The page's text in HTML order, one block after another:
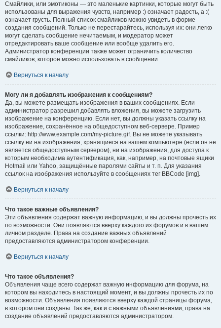
Смайлики, или эмотиконы — это маленькие картинки, которые могут быть
использованы для выражения чувств, например :) означает радость, а :(
означает грусть. Полный список смайликов можно увидеть в форме
создания сообщений. Только не перестарайтесь, используя их: они легко
могут сделать сообщение нечитаемым, и модератор может
отредактировать ваше сообщение или вообще удалить его.
Администратор конференции также может ограничить количество
смайликов, которое можно использовать в сообщении.
Вернуться к началу
Могу ли я добавлять изображения к сообщениям?
Да, вы можете размещать изображения в ваших сообщениях. Если
администратор разрешил добавлять вложения, вы можете загрузить
изображение на конференцию. Если нет, вы должны указать ссылку на
изображение, сохранённое на общедоступном веб-сервере. Пример
ссылки: http://www.example.com/my-picture.gif. Вы не можете указывать
ссылку ни на изображения, хранящиеся на вашем компьютере (если он не
является общедоступным сервером), ни на изображения, для доступа к
которым необходима аутентификация, как, например, на почтовые ящики
Hotmail или Yahoo, защищённые паролями сайты и т. п. Для указания
ссылок на изображения используйте в сообщениях тег BBCode [img].
Вернуться к началу
Что такое важные объявления?
Эти объявления содержат важную информацию, и вы должны прочесть их
по возможности. Они появляются вверху каждого из форумов и в вашем
личном разделе. Права на создание важных объявлений
предоставляются администратором конференции.
Вернуться к началу
Что такое объявления?
Объявления чаще всего содержат важную информацию для форума, на
котором вы находитесь в настоящий момент, и вы должны прочесть их по
возможности. Объявления появляются вверху каждой страницы форума,
в котором они созданы. Так же, как и с важными объявлениями, права на
создание объявлений предоставляются администратором.